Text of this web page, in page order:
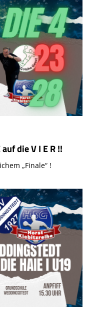
auf die V I E R !!
„Finale“ !